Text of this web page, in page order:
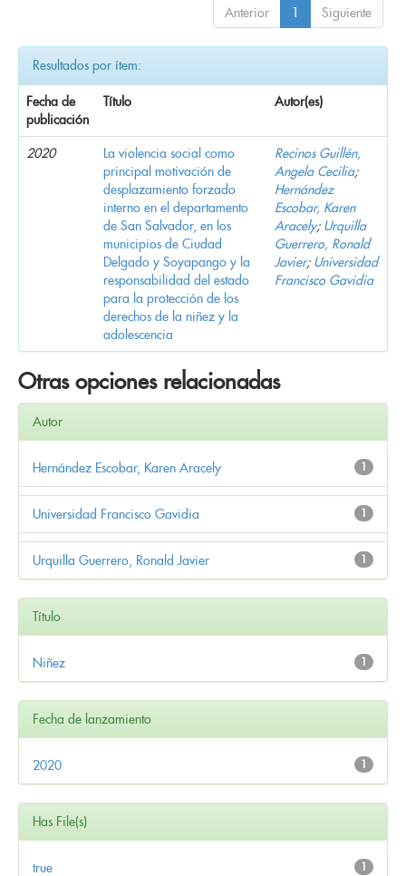
Anterior 1 Siguiente
Resultados por ítem:
Fecha de
publicación
Título Autor(es)
2020
La violencia social como
principal motivación de
desplazamiento forzado
interno en el departamento
de San Salvador, en los
municipios de Ciudad
Delgado y Soyapango y la
responsabilidad del estado
para la protección de los
derechos de la niñez y la
adolescencia
Recinos Guillén,
Angela Cecilia;
Hernández
Escobar, Karen
Aracely; Urquilla
Guerrero, Ronald
Javier; Universidad
Francisco Gavidia
Otras opciones relacionadas
Autor
1
Hernández Escobar, Karen Aracely
1
Universidad Francisco Gavidia
1
Urquilla Guerrero, Ronald Javier
Título
1
Niñez
Fecha de lanzamiento
1
2020
Has File(s)
1
true